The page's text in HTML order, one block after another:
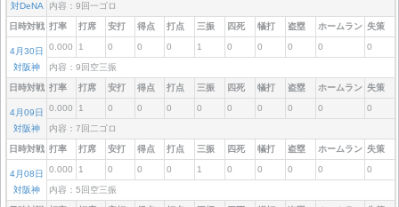
対DeNA
内容：9回一ゴロ
日時対戦 打率 打席 安打 得点 打点 三振 四死 犠打 盗塁 ホームラン 失策
4月30日
対阪神
0.000 1 0 0 0 1 0 0 0 0 0
内容：9回空三振
日時対戦 打率 打席 安打 得点 打点 三振 四死 犠打 盗塁 ホームラン 失策
4月09日
対阪神
0.000 1 0 0 0 0 0 0 0 0 0
内容：7回二ゴロ
日時対戦 打率 打席 安打 得点 打点 三振 四死 犠打 盗塁 ホームラン 失策
4月08日
対阪神
0.000 1 0 0 0 1 0 0 0 0 0
内容：5回空三振